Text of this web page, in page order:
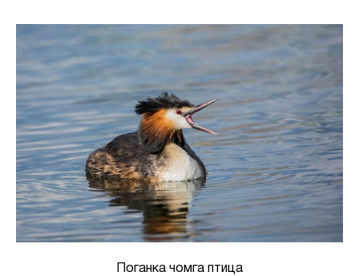
Поганка чомга птица